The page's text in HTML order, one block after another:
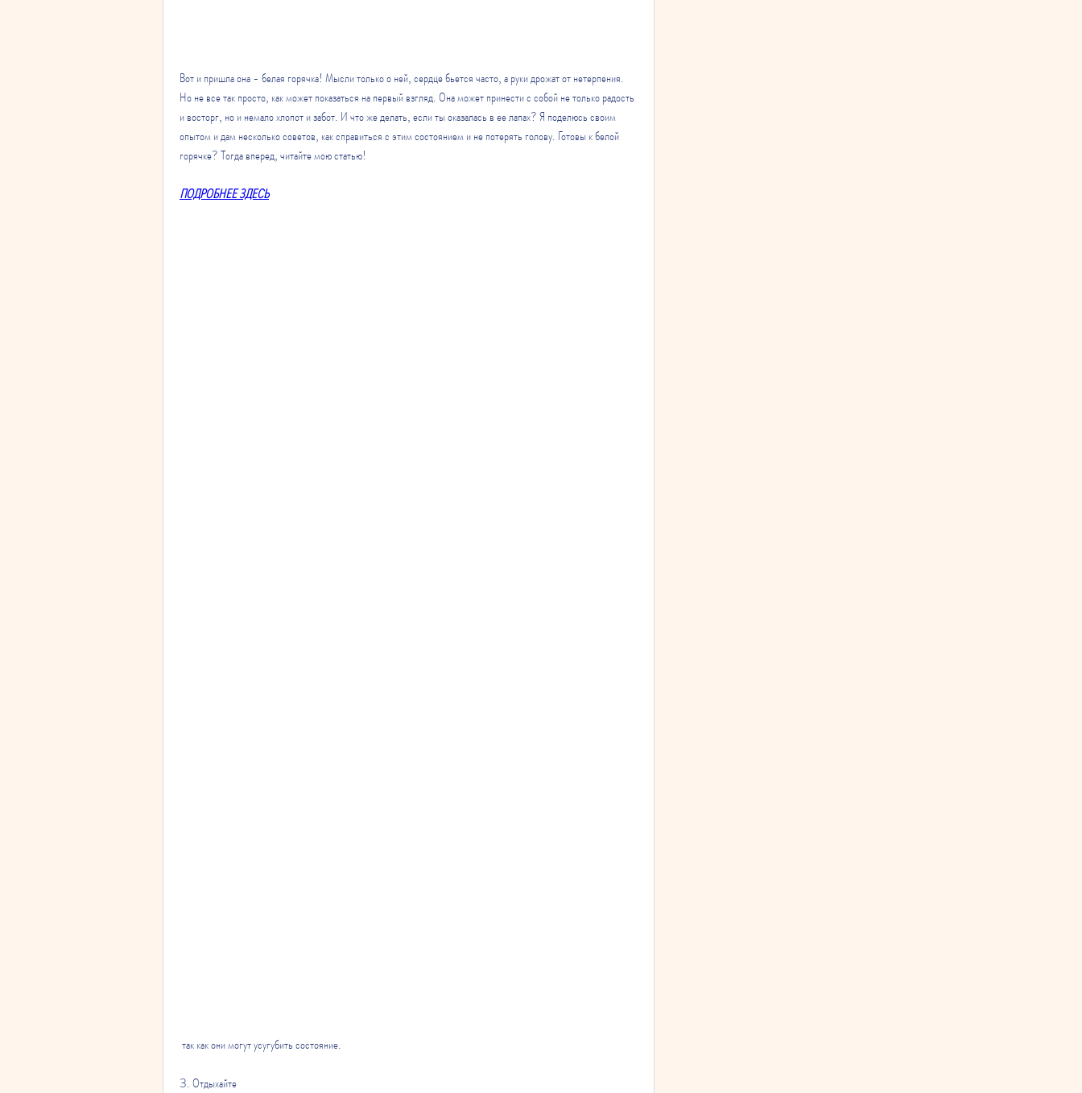
Вот и пришла она - белая горячка! Мысли только о ней, сердце бьется часто, а руки дрожат от нетерпения.
Но не все так просто, как может показаться на первый взгляд. Она может принести с собой не только радость
и восторг, но и немало хлопот и забот. И что же делать, если ты оказалась в ее лапах? Я поделюсь своим
опытом и дам несколько советов, как справиться с этим состоянием и не потерять голову. Готовы к белой
горячке? Тогда вперед, читайте мою статью!
ПОДРОБНЕЕ ЗДЕСЬ
так как они могут усугубить состояние.
3. Отдыхайте